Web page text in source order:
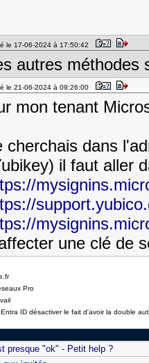
le 17-06-2024 à 17:50:42
autres méthodes
le 21-06-2024 à 09:26:00
mon tenant
cherchais dans
il faut aller
une clé de
Pro
ID désactiver le fait d'avoir la double
presque "ok" - Petit help ?